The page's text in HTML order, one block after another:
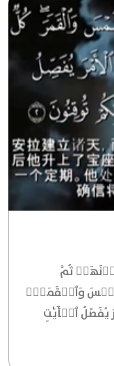
ثُمَّ
وَٱلۡقَمَرَۖ
يُفَصِّلُ ٱلۡأٓيَٰتِ